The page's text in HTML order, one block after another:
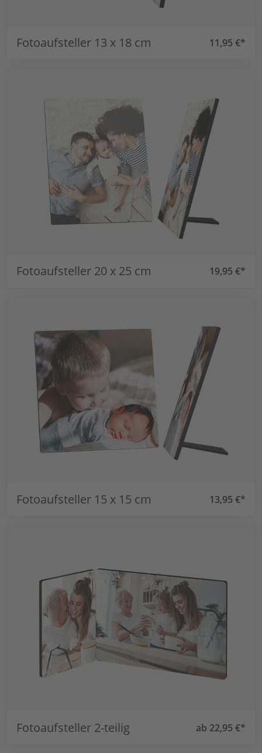
Fotoaufsteller 13 x 18 cm 11,95 €*
Fotoaufsteller 20 x 25 cm 19,95 €*
Fotoaufsteller 15 x 15 cm 13,95 €*
Fotoaufsteller 2-teilig ab 22,95 €*